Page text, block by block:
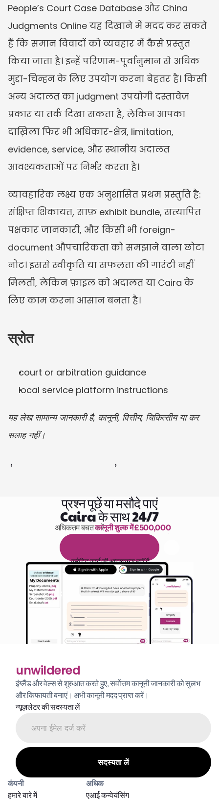
People’s Court Case Database और China
Judgments Online यह दिखाने में मदद कर सकते
हैं कि समान विवादों को व्यवहार में कैसे प्रस्तुत
किया जाता है। इन्हें परिणाम-पूर्वानुमान से अधिक
मुद्दा-चिन्हन के लिए उपयोग करना बेहतर है। किसी
अन्य अदालत का judgment उपयोगी दस्तावेज़
प्रकार या तर्क दिखा सकता है, लेकिन आपका
दाख़िला फिर भी अधिकार-क्षेत्र, limitation,
evidence, service, और स्थानीय अदालत
आवश्यकताओं पर निर्भर करता है।
व्यावहारिक लक्ष्य एक अनुशासित प्रथम प्रस्तुति है:
संक्षिप्त शिकायत, साफ़ exhibit bundle, सत्यापित
पक्षकार जानकारी, और किसी भी foreign-
document औपचारिकता को समझाने वाला छोटा
नोट। इससे स्वीकृति या सफलता की गारंटी नहीं
मिलती, लेकिन फ़ाइल को अदालत या Caira के
लिए काम करना आसान बनता है।
स्रोत
court or arbitration guidance
local service platform instructions
यह लेख सामान्य जानकारी है, कानूनी, वित्तीय, चिकित्सीय या कर
सलाह नहीं।
‹ ›
प्रश्न पूछें या मसौदे पाएं
Caira के साथ 24/7
पढ़ने के 1,000 घंटे
अधिकतम बचत करें कानूनी शुल्क में £500,000
िन यल
क्रेडिट कार्ड की आवश्यकता नहीं है
unwildered
इंग्लैंड और वेल्स से शुरुआत करते हुए, सर्वोत्तम कानूनी जानकारी को सुलभ
और किफायती बनाएं। अभी कानूनी मदद प्राप्त करें।
न्यूज़लेटर की सदस्यता लें
कंपनी
हमारे बारे में
अधिक
एआई कन्वेयंसिंग